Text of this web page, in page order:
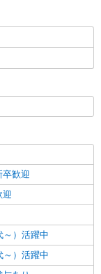
卒歓迎
迎
～）活躍中
～）活躍中